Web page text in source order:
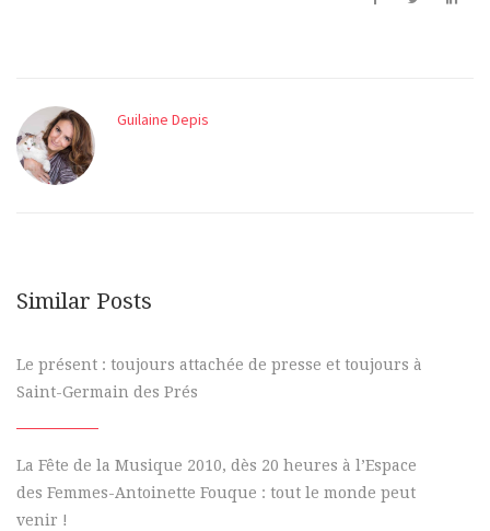
Guilaine Depis
Similar Posts
Le présent : toujours attachée de presse et toujours à
Saint-Germain des Prés
La Fête de la Musique 2010, dès 20 heures à l’Espace
des Femmes-Antoinette Fouque : tout le monde peut
venir !